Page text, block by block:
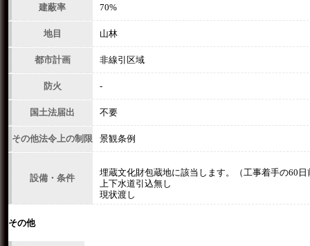
建蔽率 70%
地目 山林
都市計画 非線引区域
防火 -
国土法届出 不要
その他法令上の制限 景観条例
設備・条件
埋蔵文化財包蔵地に該当します。（工事着手の60
上下水道引込無し
現状渡し
その他